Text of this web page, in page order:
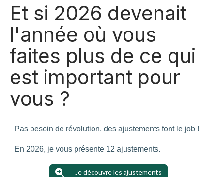
Et si 2026 devenait
l'année où vous
faites plus de ce qui
est important pour
vous ?
Pas besoin de révolution, des ajustements font le job !
En 2026, je vous présente 12 ajustements.
Je découvre les ajustements